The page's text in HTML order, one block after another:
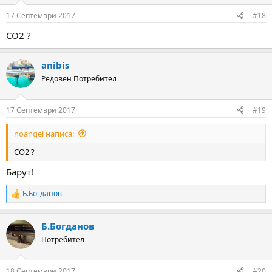
s
17 Септември 2017 #18
СО2 ?
anibis
Редовен Потребител
17 Септември 2017 #19
noangel написа:
СО2 ?
Барут!
R
e
c
t
i
Б.Богданов
Б.Богданов
Потребител